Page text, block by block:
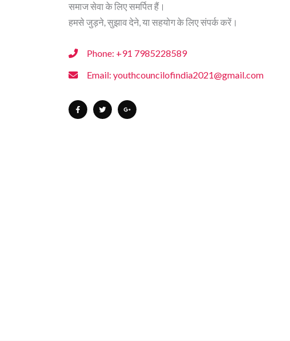
समाज सेवा के लिए समर्पित हैं।
हमसे जुड़ने, सुझाव देने, या सहयोग के लिए संपर्क करें।
Phone: +91 7985228589
Email: youthcouncilofindia2021@gmail.com